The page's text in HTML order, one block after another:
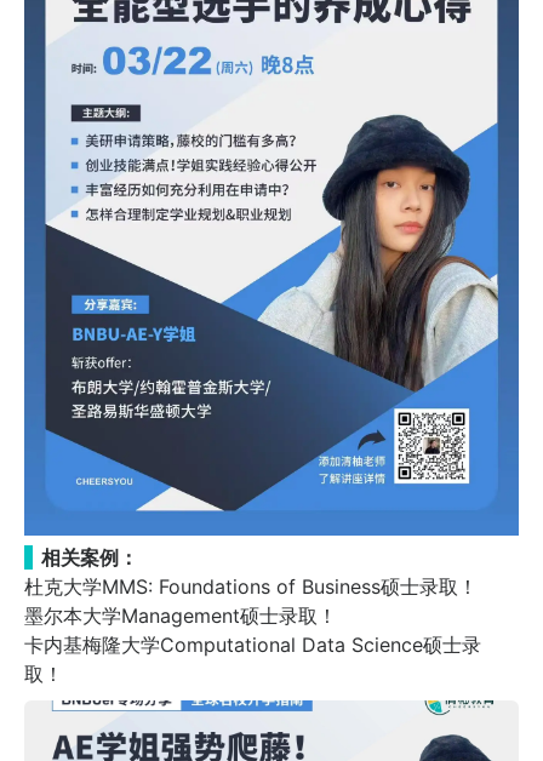
相关案例：
杜克大学MMS: Foundations of Business硕士录取！
墨尔本大学Management硕士录取！
卡内基梅隆大学Computational Data Science硕士录
取！